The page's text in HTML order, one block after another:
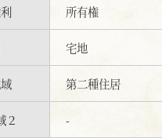
所有権
宅地
第二種住居
２ -